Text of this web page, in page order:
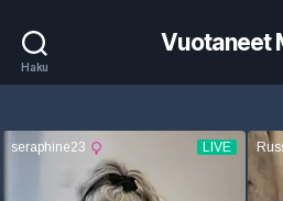
Haku
Vuotaneet